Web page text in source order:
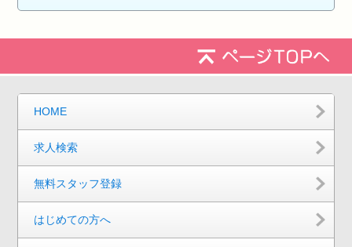
HOME
求人検索
無料スタッフ登録
はじめての方へ